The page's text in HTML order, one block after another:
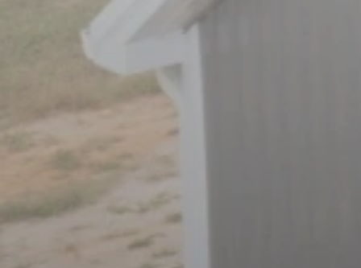
un FICO de más de 600
Incentivos fiscales locales
Aumento del valor de la propiedad
(sin aumento de impuestos)
Garantía de 25 años líder en la